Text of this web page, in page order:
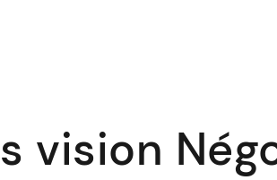
vision